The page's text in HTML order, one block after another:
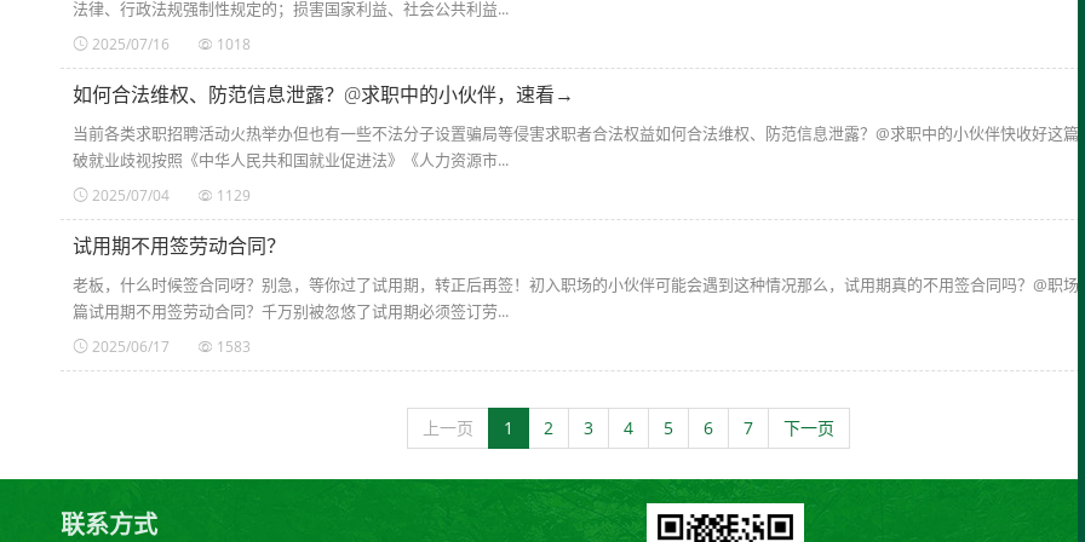
法律、行政法规强制性规定的；损害国家利益、社会公共利益...
2025/07/16 1018
如何合法维权、防范信息泄露？@求职中的小伙伴，速看→
当前各类求职招聘活动火热举办但也有一些不法分子设置骗局等侵害求职者合法权益如何合法维权、防范信息泄露？@求职中的小伙伴快收好这
破就业歧视按照《中华人民共和国就业促进法》《人力资源市...
2025/07/04 1129
试用期不用签劳动合同？
老板，什么时候签合同呀？别急，等你过了试用期，转正后再签！初入职场的小伙伴可能会遇到这种情况那么，试用期真的不用签合同吗？@职场
篇试用期不用签劳动合同？千万别被忽悠了试用期必须签订劳...
2025/06/17 1583
上一页 1 2 3 4 5 6 7 下一页
联系方式